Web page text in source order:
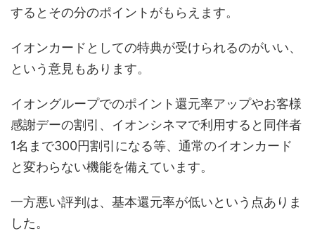
するとその分のポイントがもらえます。
イオンカードとしての特典が受けられるのがいい、
という意見もあります。
イオングループでのポイント還元率アップやお客様
感謝デーの割引、イオンシネマで利用すると同伴者
1名まで300円割引になる等、通常のイオンカード
と変わらない機能を備えています。
一方悪い評判は、基本還元率が低いという点ありま
した。